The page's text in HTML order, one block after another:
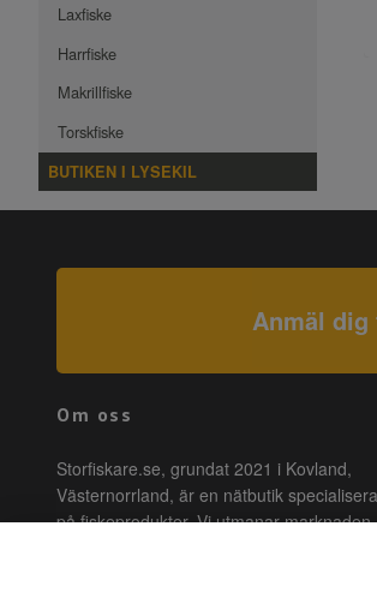
Laxfiske
Harrfiske
Makrillfiske
Torskfiske
BUTIKEN I LYSEKIL
Anmäl
Om oss
Storfiskare.se, grundat 2021 i Kovland,
Västernorrland, är en nätbutik
på fiskeprodukter. Vi utmanar marknaden